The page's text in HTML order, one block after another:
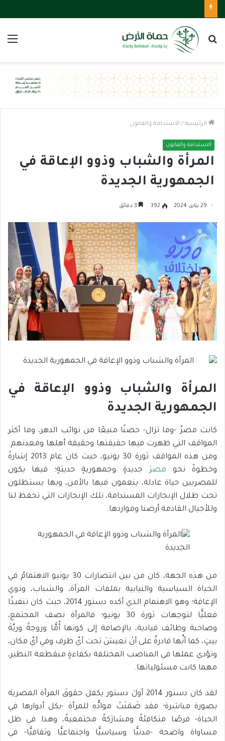
بحث
الرئيسية / الاستدامة والقانون
الاستدامة والقانون
المرأة والشباب وذوو الإعاقة في
الجمهورية الجديدة
29 يناير، 2024 392
المرأة والشباب وذوو الإعاقة في
الجمهورية الجديدة
كانت مصرُ -وما تزال- حصنًا منيعًا من نوائب الدهر، وما أكثر
المواقف التي ظهرت فيها حقيقتها وحقيقة أهلها ومعدنهم.
ومن هذه المواقف ثورة 30 يونيو، حيث كان عام 2013 إشارةً
وخطوةً نحو مصرَجديدةٍ وجمهوريةٍ حديثةٍ؛ فيها يكون
للمصريين حياة عادلة، ينعمون فيها بالأمن، وبها يستظلون
تحت ظلال الإنجازات المستدامة، تلك الإنجازات التي تحفظ لنا
وللأجيال القادمة أرضنا ومواردها.
من هذه الجهة، كان من بين انتصارات 30 يونيو الاهتمامُ في
الحياة السياسية والنيابية بملفات المرأة، والشباب، وذوي
الإعاقة؛ وهو الاهتمام الذي أكده دستور 2014، حيث كان تنفيذًا
فعليًّا لتوجهات ثورة 30 يونيو؛ فالمرأة نصف المجتمع،
وصاحبة وظائف قيادية، بالإضافة إلى كونها أُمًّا وزوجةً وربَّةَ
بيتٍ، كما أنَّها قادرةٌ على أنْ تعيشَ تحت أيّ ظرف وفي أيّ مكان،
وتؤدي عملها في المناصب المختلفة بكفاءةٍ منقطعة النظير،
مهما كانت مسئولياتها.
لقد كان دستور 2014 أولَ دستور يكفل حقوقَ المرأة المصرية
بصورة مباشرة؛ فقد ضَمَنَتْ موادُّه للمرأة -بكل أدوارها في
الحياة- فرصًا متكافئةً ومشارَكةً مجتمعيةً، وهذا في ظل
مساواة واضحة -مدنيًّا وسياسيًّا واجتماعيًّا وثقافيًّا- في